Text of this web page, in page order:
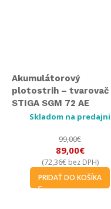
Akumulátorový
plotostrih – tvarovač
STIGA SGM 72 AE
Skladom na predajni
99,00€
89,00€
(72,36€bez DPH)
PRIDAŤ DO KOŠÍKA